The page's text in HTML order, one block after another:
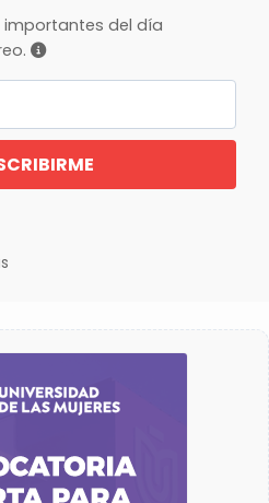
importantes del día